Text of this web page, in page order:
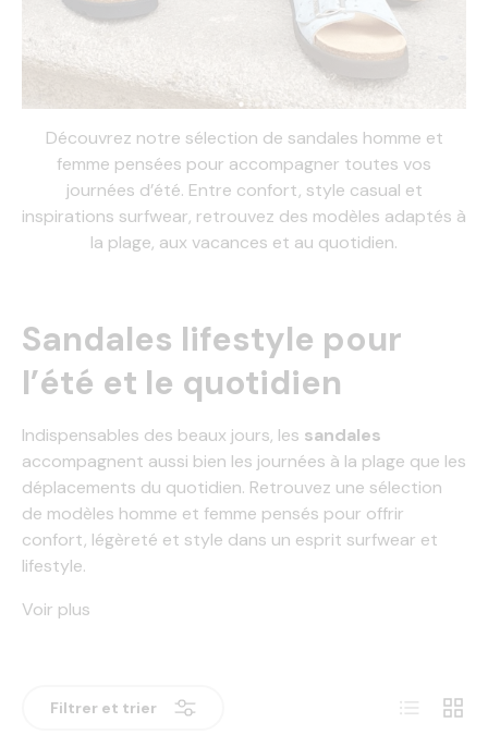
Découvrez notre sélection de sandales homme et
femme pensées pour accompagner toutes vos
journées d’été. Entre confort, style casual et
inspirations surfwear, retrouvez des modèles adaptés à
la plage, aux vacances et au quotidien.
Sandales lifestyle pour
l’été et le quotidien
Indispensables des beaux jours, les sandales
accompagnent aussi bien les journées à la plage que les
déplacements du quotidien. Retrouvez une sélection
de modèles homme et femme pensés pour offrir
confort, légèreté et style dans un esprit surfwear et
lifestyle.
Voir plus
Filtrer et trier Liste Grille